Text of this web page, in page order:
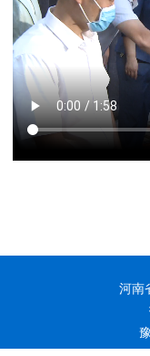
河南